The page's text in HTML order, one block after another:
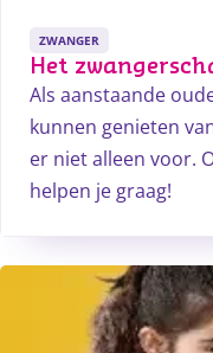
ZWANGER
Het
Als aanstaande
kunnen genieten
er niet alleen voor.
helpen je graag!